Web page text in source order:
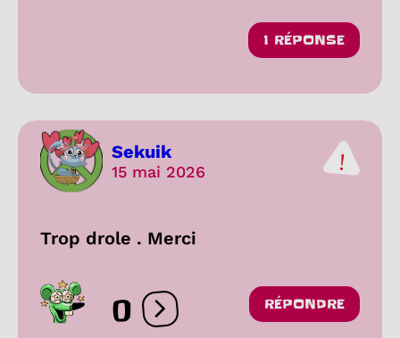
1 RÉPONSE
Sekuik
15 mai 2026
Trop drole . Merci
0 Ouvrir les réactions
RÉPONDRE